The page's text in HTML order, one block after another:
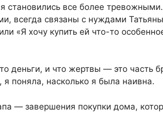
становились все более
всегда связаны с нуждами
«Я хочу купить ей что-то
деньги, и что жертвы — это часть
поняла, насколько я была наивна.
— завершения покупки дома,